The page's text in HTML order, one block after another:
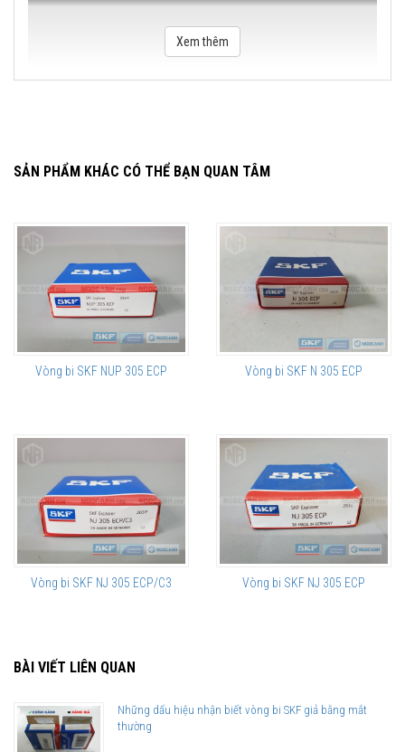
Xem thêm
SẢN PHẨM KHÁC CÓ THỂ BẠN QUAN TÂM
Vòng bi SKF NUP 305 ECP Vòng bi SKF N 305 ECP
Vòng bi SKF NJ 305 ECP/C3 Vòng bi SKF NJ 305 ECP
BÀI VIẾT LIÊN QUAN
Những dấu hiệu nhận biết vòng bi SKF giả bằng mắt
thường